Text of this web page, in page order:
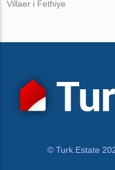
Villaer i Fethiye
© Turk.Estate